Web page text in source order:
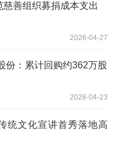
慈善组织募捐成本支出
2026-04-27
份：累计回购约362万股
2026-04-23
统文化宣讲首秀落地高